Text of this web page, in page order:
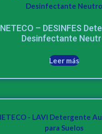
NETECO – DESINFES
Desinfectante
Leer más